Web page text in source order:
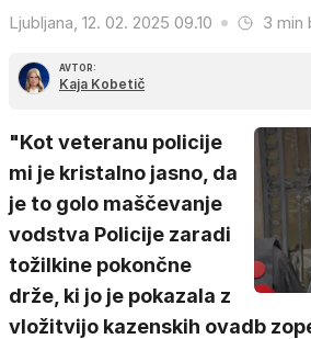
Ljubljana, 12. 02. 2025 09.10 3 min
AVTOR:
Kaja Kobetič
"Kot veteranu policije
mi je kristalno jasno, da
je to golo maščevanje
vodstva Policije zaradi
tožilkine pokončne
drže, ki jo je pokazala z
vložitvijo kazenskih ovadb